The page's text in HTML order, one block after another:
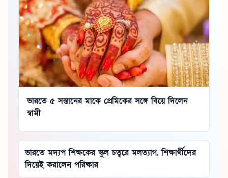
ভারতে ৫ সন্তানের মাকে প্রেমিকের সঙ্গে বিয়ে দিলেন
স্বামী
ভারতে মদ্যপ শিক্ষকের স্কুল চত্বরে মলত্যাগ, শিক্ষার্থীদের
দিয়েই করালেন পরিষ্কার